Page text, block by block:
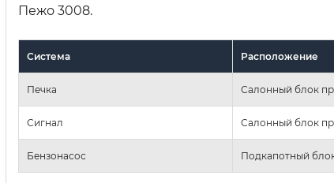
Пежо 3008.
Система Расположение
Печка Салонный блок
Сигнал Салонный блок
Бензонасос Подкапотный